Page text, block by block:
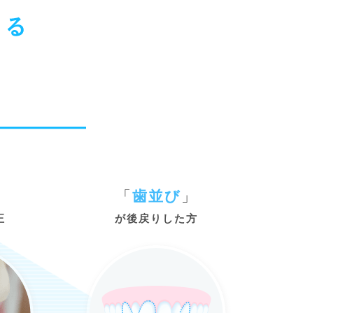
「 歯並び 」
が後戻りした方